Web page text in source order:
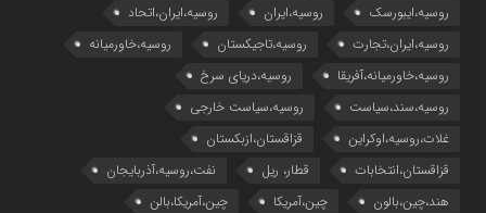
روسیه،ایبورسک
روسیه،ایران
روسیه،ایران،اتحاد
روسیه،ایران،تجارت
روسیه،تاجیکستان
روسیه،خاورمیانه
روسیه،خاورمیانه،آفریقا
روسیه،دریای سرخ
روسیه،سند،سیاست
روسیه،سیاست خارجی
غلات،روسیه،اوکراین
قزاقستان،ازبکستان
قزاقستان،انتخابات
قطار، ریل
نفت،روسیه،آذربایجان
هند،چین،بالون
چین،آمریکا
چین،آمریکا،بالن